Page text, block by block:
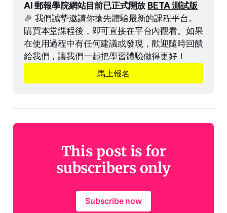
AI 郵報學院網站目前已正式開放 BETA 測試版
🎉 我們誠摯邀請你搶先體驗最新的課程平台。
購買本堂課程後，即可直接在平台內觀看。如果
在使用過程中有任何建議或發現，歡迎隨時回饋
給我們，讓我們一起把學習體驗做得更好！
馬上報名
This post is for
subscribers only
Subscribe now